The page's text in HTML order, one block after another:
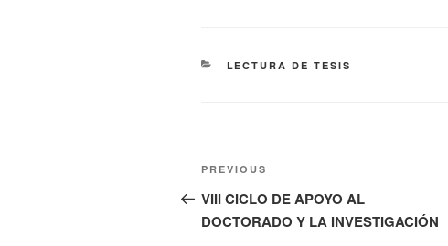
CATEGORIES
LECTURA DE TESIS
Navegación
de
entradas
Previous
Post
PREVIOUS
VIII CICLO DE APOYO AL
DOCTORADO Y LA INVESTIGACIÓN